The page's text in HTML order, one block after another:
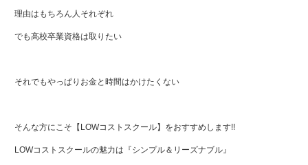
理由はもちろん人それぞれ
でも高校卒業資格は取りたい
それでもやっぱりお金と時間はかけたくない
そんな方にこそ【LOWコストスクール】をおすすめします!!
LOWコストスクールの魅力は『シンプル＆リーズナブル』